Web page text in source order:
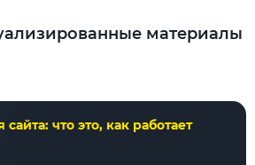
материалы
что это, как работает